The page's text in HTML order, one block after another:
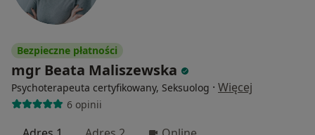
Bezpieczne płatności
mgr Beata Maliszewska
Psychoterapeuta certyfikowany, Seksuolog · Więcej
6 opinii